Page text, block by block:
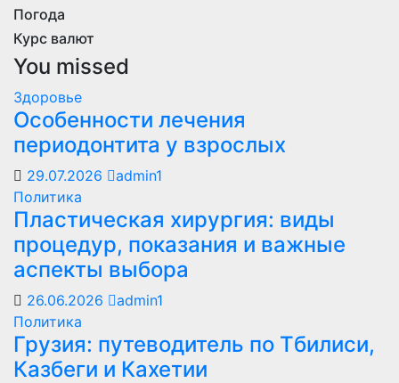
Погода
Курс валют
You missed
Здоровье
Особенности лечения
периодонтита у взрослых
29.07.2026
admin1
Политика
Пластическая хирургия: виды
процедур, показания и важные
аспекты выбора
26.06.2026
admin1
Политика
Грузия: путеводитель по Тбилиси,
Казбеги и Кахетии